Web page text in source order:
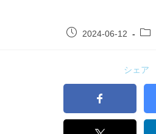
2024-06-12
シェア